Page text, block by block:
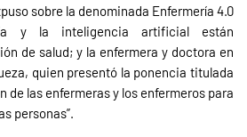
sobre la denominada Enfermería 4.0
y la inteligencia artificial están
de salud; y la enfermera y doctora en
quien presentó la ponencia titulada
de las enfermeras y los enfermeros para
personas”.